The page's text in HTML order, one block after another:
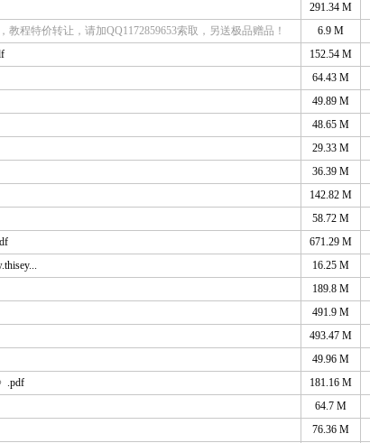
291.34 M
教程特价转让，请加QQ1172859653索取，另送极品赠品！ 6.9 M
152.54 M
64.43 M
49.89 M
48.65 M
29.33 M
36.39 M
142.82 M
58.72 M
671.29 M
16.25 M
189.8 M
491.9 M
493.47 M
49.96 M
.pdf
181.16 M
64.7 M
76.36 M